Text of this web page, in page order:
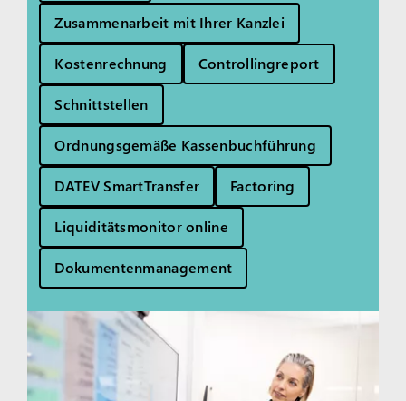
Zusammenarbeit mit Ihrer Kanzlei
Kostenrechnung Controllingreport
Schnittstellen
Ordnungsgemäße Kassenbuchführung
DATEV SmartTransfer Factoring
Liquiditätsmonitor online
Dokumentenmanagement